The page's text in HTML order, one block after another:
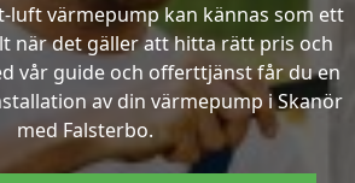
luft värmepump kan kännas som ett
när det gäller att hitta rätt pris och
vår guide och offerttjänst får du en
av din värmepump i Skanör
med Falsterbo.